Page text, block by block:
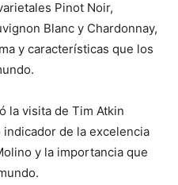
Pinot Noir,
Blanc y Chardonnay,
y características que los
la visita de Tim Atkin
de la excelencia
y la importancia que